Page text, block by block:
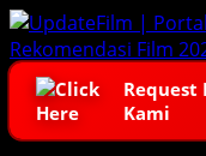
Skip
to
content
Request
Kami